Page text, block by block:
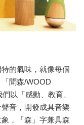
的氣味，就像每個
聞森/WOOD
以「感動、教育、
音，開發成具音樂
，「森」字兼具森